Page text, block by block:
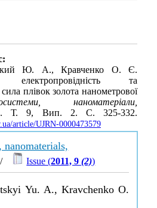
Ю. А., Кравченко О. Є.
електропровідність та
плівок золота нанометрової
наноматеріали,
Т. 9, Вип. 2. С. 325-332.
article/UJRN-0000473579
nanomaterials,
Issue (2011, 9(2))
Yu. A., Kravchenko O.